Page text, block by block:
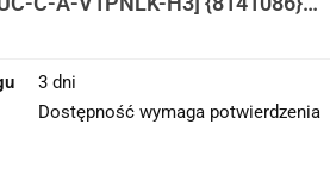
3 dni
Dostępność wymaga potwierdzenia